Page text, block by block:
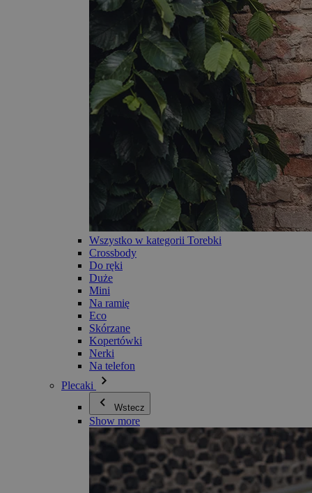
Wszystko w kategorii Torebki
Crossbody
Do ręki
Duże
Mini
Na ramię
Eco
Skórzane
Kopertówki
Nerki
Na telefon
Plecaki
Wstecz
Show more